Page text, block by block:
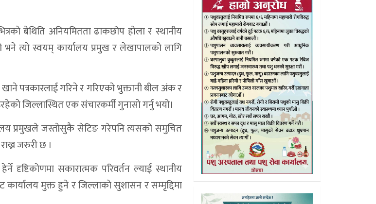
जोड
सम्पन्न
पारदर्शितामा जोड
बेथिति अनियमितता ढाकछोप हाेला र स्थानीय
भने त्याे स्वयम् कार्यालय प्रमुख र लेखापालकाे लागि
पत्रकारलाई गरिने र गरिएकाे भुक्तानी बील अंक र
जिल्लास्थित एक संचारकर्मी गुनासाे गर्नु भयाे।
प्रमुखले जस्ताेसुकै सेटिङ गरेपनि त्यसकाे समुचित
जरुरी छ ।
दृष्टिकोणमा सकारात्मक परिवर्तन ल्याई स्थानीय
कार्यालय मुक्त हुने र जिल्लाकाे सुशासन र सम्मृद्दिमा